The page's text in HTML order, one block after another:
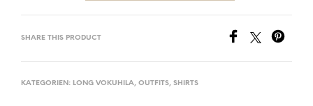
SHARE THIS PRODUCT
KATEGORIEN: LONG VOKUHILA, OUTFITS, SHIRTS